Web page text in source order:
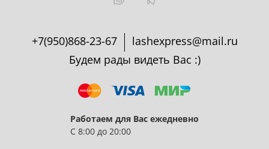
+7(950)868-23-67
lashexpress@mail.ru
Будем рады видеть Вас :)
Работаем для Вас ежедневно
С 8:00 до 20:00